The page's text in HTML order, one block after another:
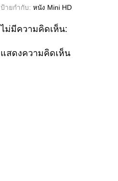
ป้ายกำกับ: หนัง Mini HD
ไม่มีความคิดเห็น:
แสดงความคิดเห็น